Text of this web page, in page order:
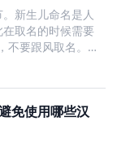
新生儿命名是人
取名的时候需要
不要跟风取名。要
，例如现在给孩子
免使用哪些汉